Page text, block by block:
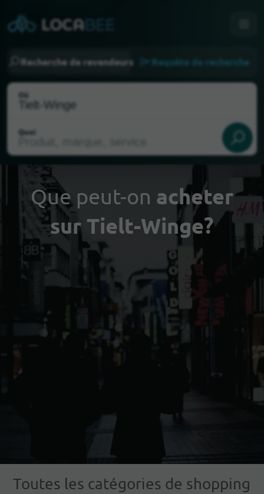
Recherche de revendeurs Requête de recherche
Où
Quoi
Choisir ma localisation
Que peut-on acheter
sur Tielt-Winge?
Toutes les catégories de shopping